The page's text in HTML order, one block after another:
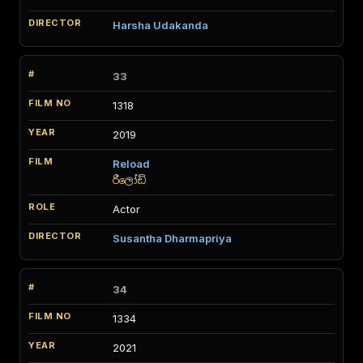
Harsha Udakanda
33
1318
2019
Reload
රීලෝඩ්
Actor
Susantha Dharmapriya
34
1334
2021